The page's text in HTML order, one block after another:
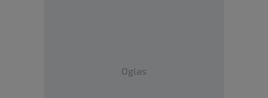
Oglas